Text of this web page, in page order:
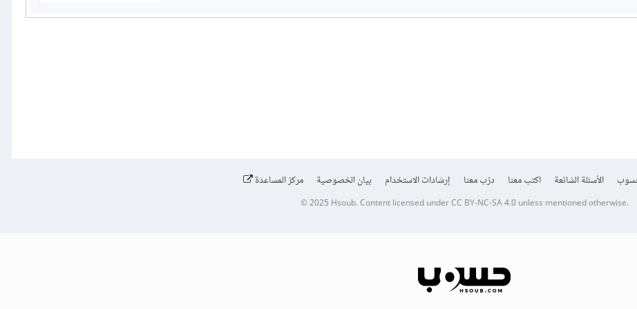
الأسئلة الشائعة اكتب معنا درّب معنا إرشادات الاستخدام بيان الخصوصية مركز المساعدة
© 2025 Hsoub.Content licensed underCC BY-NC-SA 4.0unless mentioned otherwise.